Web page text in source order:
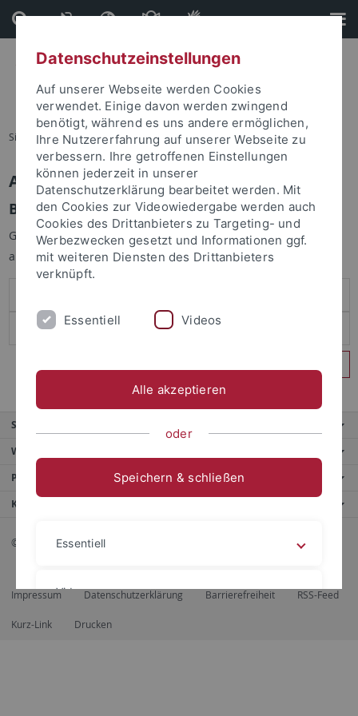
Direkt
zum
Inhalt
Direkt
zur
Fußleiste
Sie sind hier: Startseite
Anmelden
Benutzeranmeldung
Geben Sie Ihren Benutzernamen und Ihr Passwort an um sich
anzumelden:
Service
Weitere Angebote
Portale
Kontaktinfo
© 2026 Eberhard Karls Universität Tübingen, Tübingen
Impressum Datenschutzerklärung Barrierefreiheit RSS-Feed
Kurz-Link Drucken
Datenschutzeinstellungen
Auf unserer Webseite werden Cookies
verwendet. Einige davon werden zwingend
benötigt, während es uns andere ermöglichen,
Ihre Nutzererfahrung auf unserer Webseite zu
verbessern. Ihre getroffenen Einstellungen
können jederzeit in unserer
Datenschutzerklärung bearbeitet werden. Mit
den Cookies zur Videowiedergabe werden auch
Cookies des Drittanbieters zu Targeting- und
Werbezwecken gesetzt und Informationen ggf.
mit weiteren Diensten des Drittanbieters
verknüpft.
Essentiell Videos
Alle akzeptieren
oder
Speichern & schließen
Essentiell
Videos